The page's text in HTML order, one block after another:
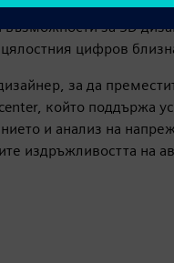
за 3D
цифров
за да
който поддържа
и анализ на
издръжливостта на